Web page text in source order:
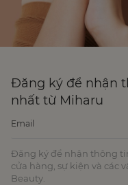
Đăng ký để nhận
nhất từ Miharu
Đăng ký để nhận thông
cửa hàng, sự kiện và các
Beauty.